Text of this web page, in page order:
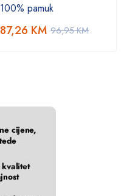
100% pamuk
96,95KM
87,26 KM